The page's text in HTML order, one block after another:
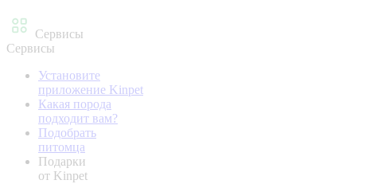
Сервисы
Сервисы
Установите
приложение Kinpet
Какая порода
подходит вам?
Подобрать
питомца
Подарки
от Kinpet